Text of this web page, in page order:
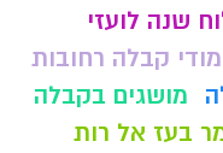
שנה לועזי
קבלה רחובות
מושגים בקבלה
בעז אל רות